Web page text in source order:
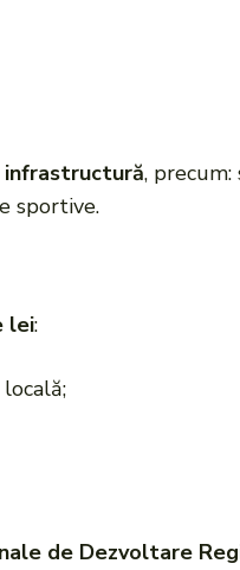
,
sportive.
lei:
de Dezvoltare